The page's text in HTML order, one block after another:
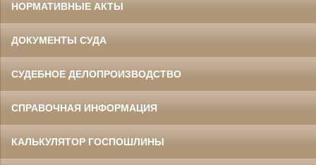
НОРМАТИВНЫЕ АКТЫ
ДОКУМЕНТЫ СУДА
СУДЕБНОЕ ДЕЛОПРОИЗВОДСТВО
СПРАВОЧНАЯ ИНФОРМАЦИЯ
КАЛЬКУЛЯТОР ГОСПОШЛИНЫ